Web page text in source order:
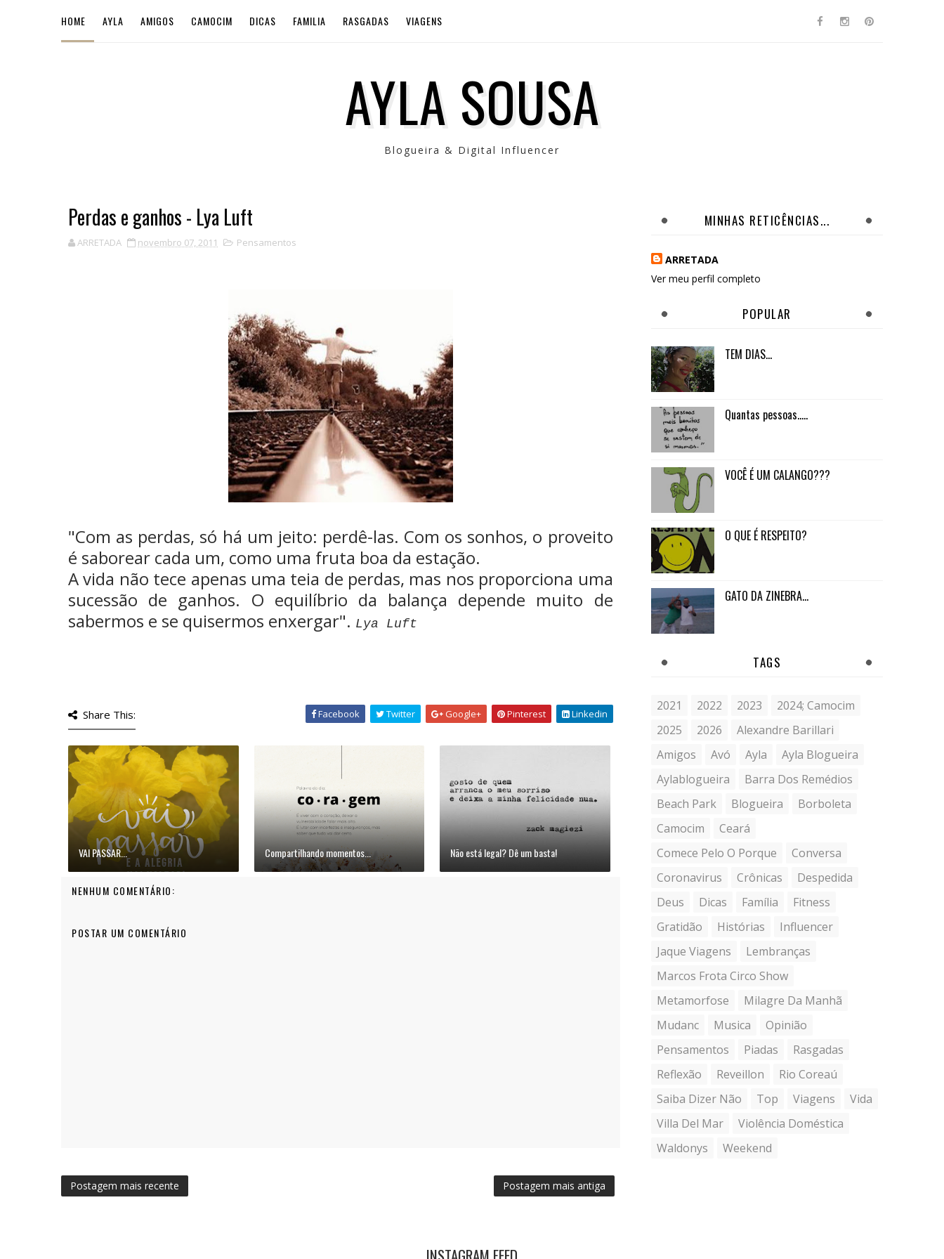
HOME AYLA AMIGOS CAMOCIM DICAS FAMILIA RASGADAS VIAGENS
AYLA SOUSA
Blogueira & Digital Influencer
Perdas e ganhos - Lya Luft
ARRETADA novembro 07, 2011 Pensamentos
"Com as perdas, só há um jeito: perdê-las. Com os sonhos, o proveito
é saborear cada um, como uma fruta boa da estação.
A vida não tece apenas uma teia de perdas, mas nos proporciona uma
sucessão de ganhos. O equilíbrio da balança depende muito de
sabermos e se quisermos enxergar". Lya Luft
Share This: Facebook Twitter Google+ Pinterest Linkedin
VAI PASSAR... Compartilhando momentos... Não está legal? Dê um basta!
NENHUM COMENTÁRIO:
POSTAR UM COMENTÁRIO
Postagem mais recente Postagem mais antiga
MINHAS RETICÊNCIAS...
ARRETADA
Ver meu perfil completo
POPULAR
TEM DIAS...
Quantas pessoas.....
VOCÊ É UM CALANGO???
O QUE É RESPEITO?
GATO DA ZINEBRA...
TAGS
2021 2022 2023
2024; Camocim
2025
2026
Alexandre Barillari
Amigos
Avó Ayla
Ayla Blogueira
Aylablogueira
Barra Dos Remédios
Beach Park
Blogueira
Borboleta
Camocim
Ceará
Comece Pelo O Porque
Conversa
Coronavirus
Crônicas
Despedida
Deus
Dicas Família
Fitness
Gratidão
Histórias
Influencer
Jaque Viagens
Lembranças
Marcos Frota Circo Show
Metamorfose
Milagre Da Manhã
Mudanc
Musica
Opinião
Pensamentos
Piadas
Rasgadas
Reflexão
Reveillon
Rio Coreaú
Saiba Dizer Não
Top Viagens
Vida
Villa Del Mar
Violência Doméstica
Waldonys
Weekend